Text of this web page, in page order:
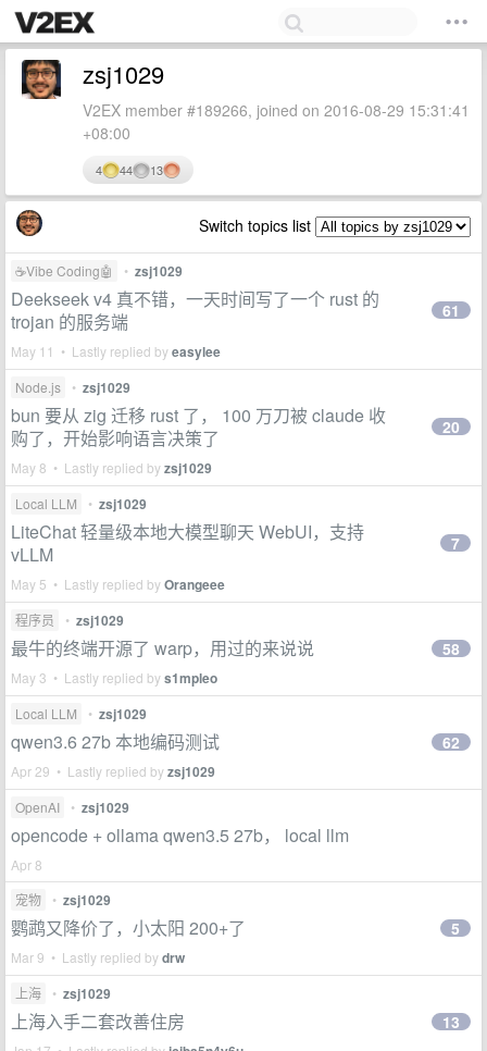
zsj1029
V2EX member #189266, joined on 2016-08-29 15:31:41
+08:00
4 44 13
Switch topics list
☕Vibe Coding🤖 • zsj1029
Deekseek v4 真不错，一天时间写了一个 rust 的
trojan 的服务端
May 11 • Lastly replied byeasylee
61
Node.js • zsj1029
bun 要从 zig 迁移 rust 了， 100 万刀被 claude 收
购了，开始影响语言决策了
May 8 • Lastly replied byzsj1029
20
Local LLM • zsj1029
LiteChat 轻量级本地大模型聊天 WebUI，支持
vLLM
May 5 • Lastly replied byOrangeee
7
程序员 • zsj1029
最牛的终端开源了 warp，用过的来说说
May 3 • Lastly replied bys1mpleo
58
Local LLM • zsj1029
qwen3.6 27b 本地编码测试
Apr 29 • Lastly replied byzsj1029
62
OpenAI • zsj1029
opencode + ollama qwen3.5 27b， local llm
Apr 8
宠物
• zsj1029
鹦鹉又降价了，小太阳 200+了
Mar 9 • Lastly replied bydrw
5
上海 • zsj1029
上海入手二套改善住房 13